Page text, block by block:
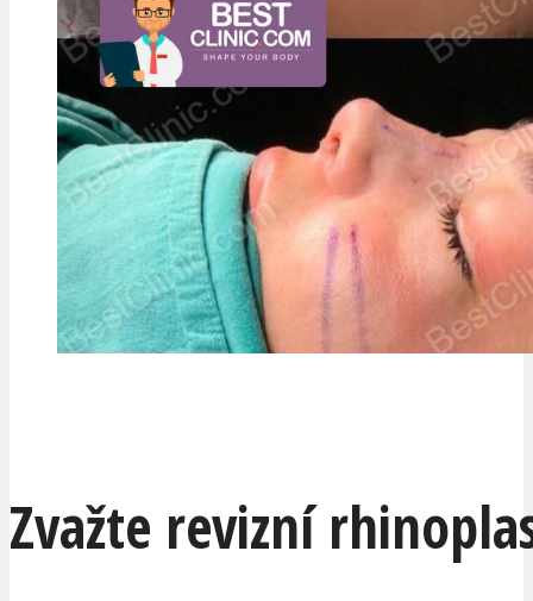
Zvažte revizní